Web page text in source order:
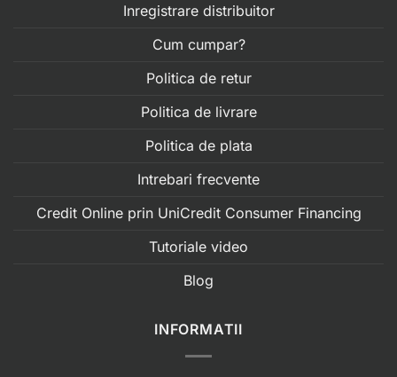
Inregistrare distribuitor
Cum cumpar?
Politica de retur
Politica de livrare
Politica de plata
Intrebari frecvente
Credit Online prin UniCredit Consumer Financing
Tutoriale video
Blog
INFORMATII